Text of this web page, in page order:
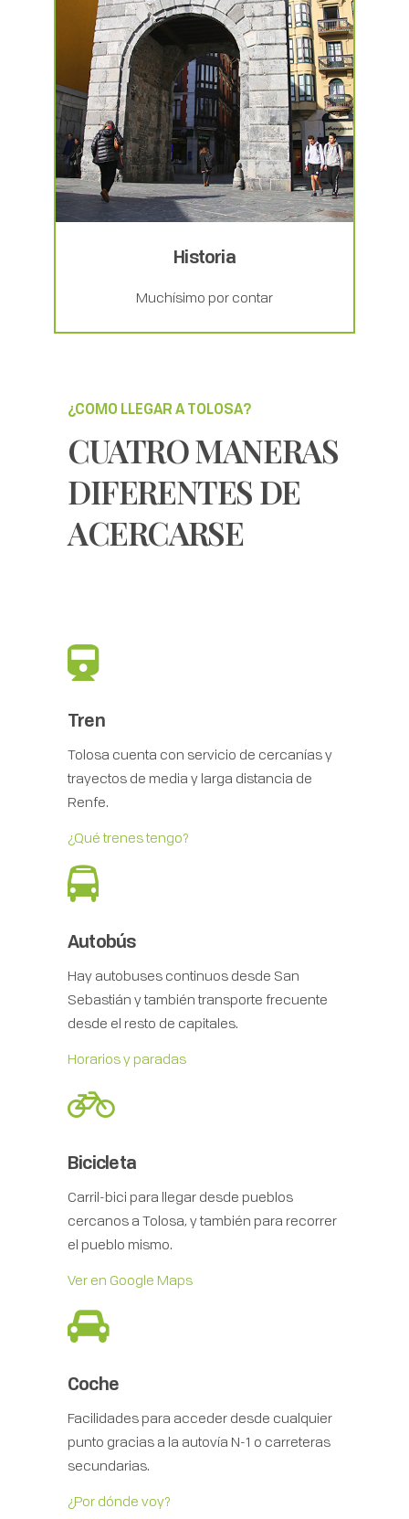
Historia
Muchísimo por contar
¿COMO LLEGAR A TOLOSA?
CUATRO MANERAS
DIFERENTES DE
ACERCARSE
Tren
Tolosa cuenta con servicio de cercanías y
trayectos de media y larga distancia de
Renfe.
¿Qué trenes tengo?
Autobús
Hay autobuses continuos desde San
Sebastián y también transporte frecuente
desde el resto de capitales.
Horarios y paradas
Bicicleta
Carril-bici para llegar desde pueblos
cercanos a Tolosa, y también para recorrer
el pueblo mismo.
Ver en Google Maps
Coche
Facilidades para acceder desde cualquier
punto gracias a la autovía N-1 o carreteras
secundarias.
¿Por dónde voy?